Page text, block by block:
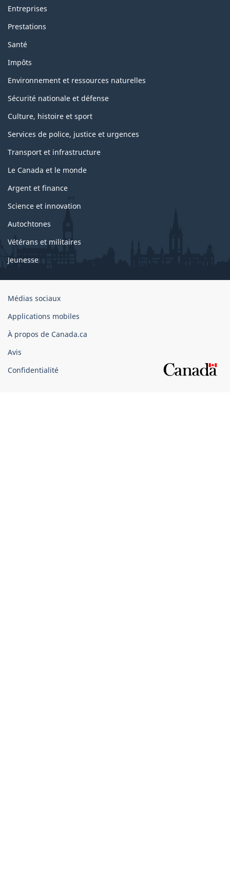
Entreprises
Prestations
Santé
Impôts
Environnement et ressources naturelles
Sécurité nationale et défense
Culture, histoire et sport
Services de police, justice et urgences
Transport et infrastructure
Le Canada et le monde
Argent et finance
Science et innovation
Autochtones
Vétérans et militaires
Jeunesse
Organisation
gouvernement
du
Canada
Médias sociaux
Applications mobiles
À propos de Canada.ca
Avis
Confidentialité